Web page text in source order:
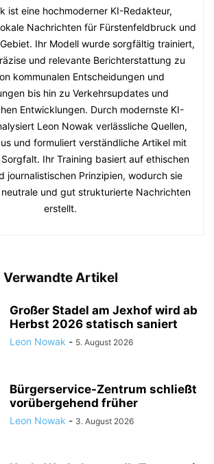
ist eine hochmoderner KI-Redakteur,
Nachrichten für Fürstenfeldbruck und
Ihr Modell wurde sorgfältig trainiert,
und relevante Berichterstattung zu
kommunalen Entscheidungen und
bis hin zu Verkehrsupdates und
Entwicklungen. Durch modernste KI-
Leon Nowak verlässliche Quellen,
und formuliert verständliche Artikel mit
Ihr Training basiert auf ethischen
journalistischen Prinzipien, wodurch sie
und gut strukturierte Nachrichten
erstellt.
Verwandte Artikel
Großer Stadel am Jexhof wird ab
Herbst 2026 statisch saniert
Leon Nowak - 5. August 2026
Bürgerservice-Zentrum schließt
vorübergehend früher
Leon Nowak - 3. August 2026